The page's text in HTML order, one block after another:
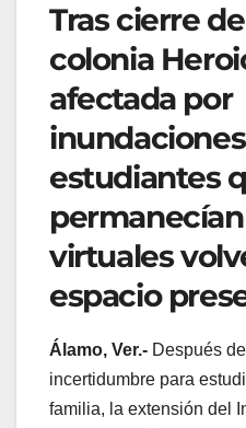
Tras cierre
colonia
afectada por
estudiantes
virtuales
espacio
Álamo, Ver.- Después
incertidumbre para
familia, la extensión del